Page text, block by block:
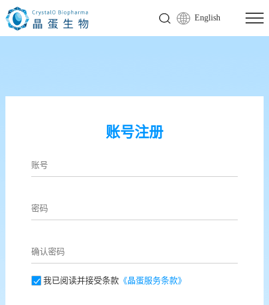
English
账号注册
我已阅读并接受条款《晶蛋服务条款》